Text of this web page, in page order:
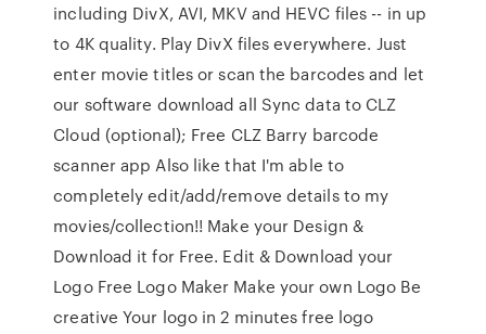
including DivX, AVI, MKV and HEVC files -- in up
to 4K quality. Play DivX files everywhere. Just
enter movie titles or scan the barcodes and let
our software download all Sync data to CLZ
Cloud (optional); Free CLZ Barry barcode
scanner app Also like that I'm able to
completely edit/add/remove details to my
movies/collection!! Make your Design &
Download it for Free. Edit & Download your
Logo Free Logo Maker Make your own Logo Be
creative Your logo in 2 minutes free logo